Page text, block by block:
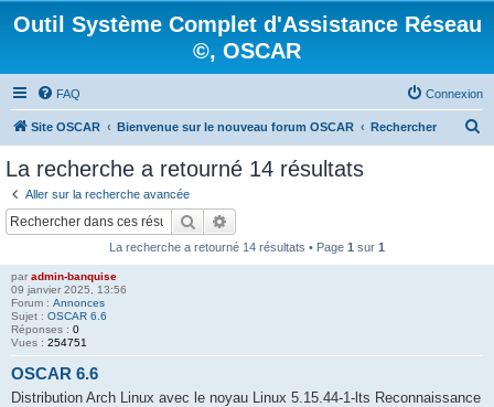
Outil Système Complet d'Assistance Réseau
©, OSCAR
FAQ Connexion
Site OSCAR Bienvenue sur le nouveau forum OSCAR Rechercher
La recherche a retourné 14 résultats
Aller sur la recherche avancée
Rechercher
La recherche a retourné 14 résultats • Page 1 sur 1
par admin-banquise
09 janvier 2025, 13:56
Forum : Annonces
Sujet : OSCAR 6.6
Réponses : 0
Vues : 254751
OSCAR 6.6
Distribution Arch Linux avec le noyau Linux 5.15.44-1-lts Reconnaissance